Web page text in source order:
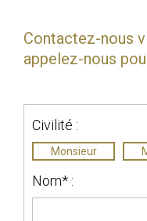
Contactez-nous
appelez-nous
Civilité :
Monsieur
Nom* :